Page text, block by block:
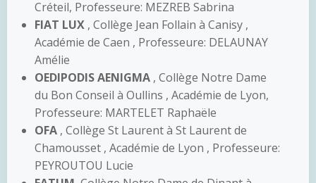
Créteil, Professeure: MEZREB Sabrina
FIAT LUX , Collège Jean Follain à Canisy ,
Académie de Caen , Professeure: DELAUNAY
Amélie
OEDIPODIS AENIGMA , Collège Notre Dame
du Bon Conseil à Oullins , Académie de Lyon,
Professeure: MARTELET Raphaële
OFA , Collège St Laurent à St Laurent de
Chamousset , Académie de Lyon , Professeure:
PEYROUTOU Lucie